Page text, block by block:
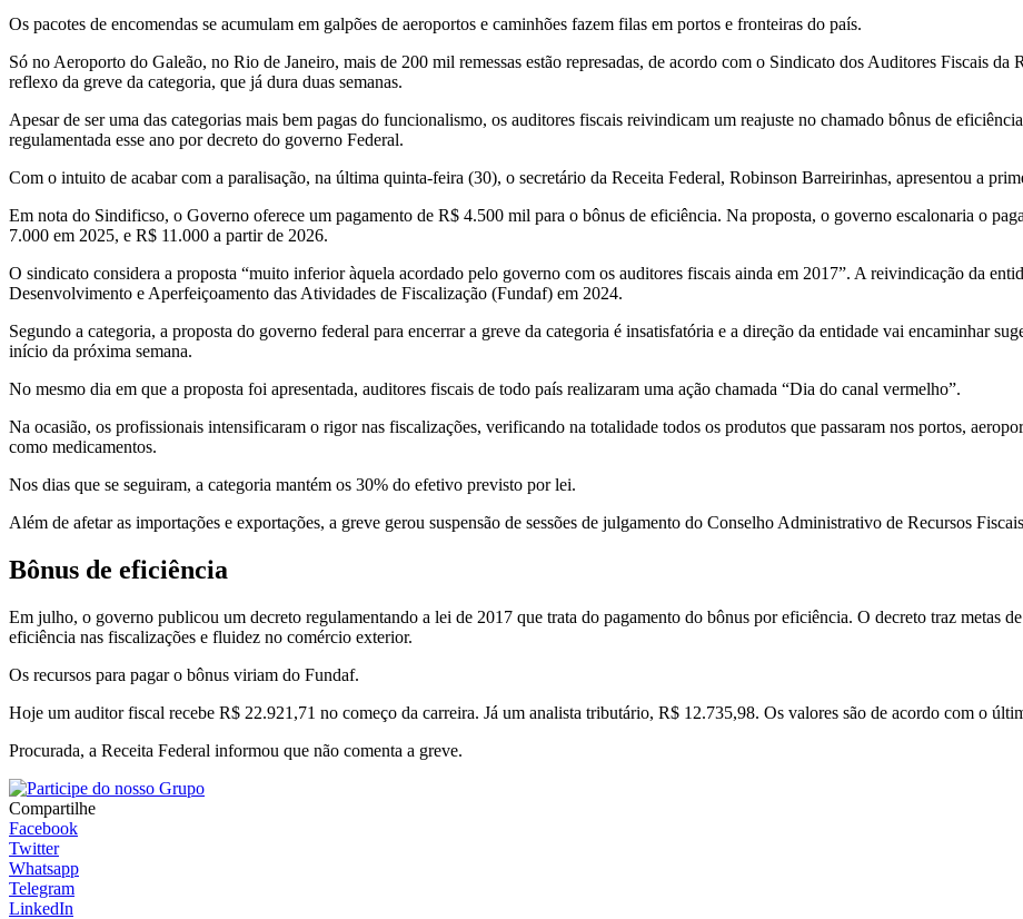
Os pacotes de encomendas se acumulam em galpões de aeroportos e caminhões fazem filas em portos e fronteiras do país.
Só no Aeroporto do Galeão, no Rio de Janeiro, mais de 200 mil remessas estão represadas, de acordo com o Sindicato dos Auditores Fiscais
reflexo da greve da categoria, que já dura duas semanas.
Apesar de ser uma das categorias mais bem pagas do funcionalismo, os auditores fiscais reivindicam um reajuste no chamado bônus de
regulamentada esse ano por decreto do governo Federal.
Com o intuito de acabar com a paralisação, na última quinta-feira (30), o secretário da Receita Federal, Robinson Barreirinhas, apresentou a
Em nota do Sindificso, o Governo oferece um pagamento de R$ 4.500 mil para o bônus de eficiência. Na proposta, o governo escalonaria o
7.000 em 2025, e R$ 11.000 a partir de 2026.
O sindicato considera a proposta “muito inferior àquela acordado pelo governo com os auditores fiscais ainda em 2017”. A reivindicação da
Desenvolvimento e Aperfeiçoamento das Atividades de Fiscalização (Fundaf) em 2024.
Segundo a categoria, a proposta do governo federal para encerrar a greve da categoria é insatisfatória e a direção da entidade vai encaminhar
início da próxima semana.
No mesmo dia em que a proposta foi apresentada, auditores fiscais de todo país realizaram uma ação chamada “Dia do canal vermelho”.
Na ocasião, os profissionais intensificaram o rigor nas fiscalizações, verificando na totalidade todos os produtos que passaram nos portos,
como medicamentos.
Nos dias que se seguiram, a categoria mantém os 30% do efetivo previsto por lei.
Além de afetar as importações e exportações, a greve gerou suspensão de sessões de julgamento do Conselho Administrativo de Recursos
Bônus de eficiência
Em julho, o governo publicou um decreto regulamentando a lei de 2017 que trata do pagamento do bônus por eficiência. O decreto traz metas
eficiência nas fiscalizações e fluidez no comércio exterior.
Os recursos para pagar o bônus viriam do Fundaf.
Hoje um auditor fiscal recebe R$ 22.921,71 no começo da carreira. Já um analista tributário, R$ 12.735,98. Os valores são de acordo com o
Procurada, a Receita Federal informou que não comenta a greve.
Compartilhe
Facebook
Twitter
Whatsapp
Telegram
LinkedIn